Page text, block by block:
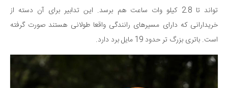
تواند تا 2.8 کیلو وات ساعت هم برسد. این تدابیر برای آن دسته از
خریدارانی که دارای مسیرهای رانندگی واقعا طولانی هستند صورت گرفته
است. باتری بزرگ تر حدود 19 مایل برد دارد.